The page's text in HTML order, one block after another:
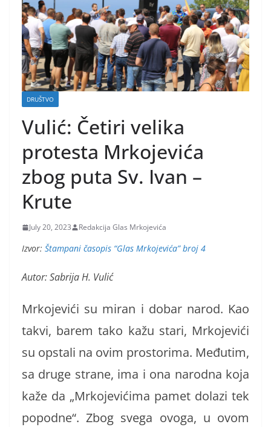
DRUŠTVO
Vulić: Četiri velika
protesta Mrkojevića
zbog puta Sv. Ivan –
Krute
July 20, 2023 Redakcija Glas Mrkojevića
Izvor: Štampani časopis “Glas Mrkojevića” broj 4
Autor: Sabrija H. Vulić
Mrkojevići su miran i dobar narod. Kao
takvi, barem tako kažu stari, Mrkojevići
su opstali na ovim prostorima. Međutim,
sa druge strane, ima i ona narodna koja
kaže da „Mrkojevićima pamet dolazi tek
popodne“. Zbog svega ovoga, u ovom